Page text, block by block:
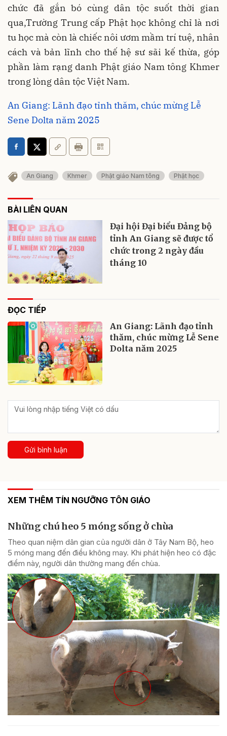
chức đã gắn bó cùng dân tộc suốt thời gian
qua,Trường Trung cấp Phật học không chỉ là nơi
tu học mà còn là chiếc nôi ươm mầm trí tuệ, nhân
cách và bản lĩnh cho thế hệ sư sãi kế thừa, góp
phần làm rạng danh Phật giáo Nam tông Khmer
trong lòng dân tộc Việt Nam.
An Giang: Lãnh đạo tỉnh thăm, chúc mừng Lễ
Sene Dolta năm 2025
An Giang Khmer Phật giáo Nam tông Phật học
BÀI LIÊN QUAN
Đại hội Đại biểu Đảng bộ
tỉnh An Giang sẽ được tổ
chức trong 2 ngày đầu
tháng 10
ĐỌC TIẾP
An Giang: Lãnh đạo tỉnh
thăm, chúc mừng Lễ Sene
Dolta năm 2025
Gửi bình luận
XEM THÊM TÍN NGƯỠNG TÔN GIÁO
Những chú heo 5 móng sống ở chùa
Theo quan niệm dân gian của người dân ở Tây Nam Bộ, heo
5 móng mang đến điều không may. Khi phát hiện heo có đặc
điểm này, người dân thường mang đến chùa.